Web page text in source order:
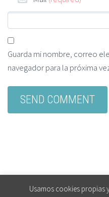
Guarda mi nombre, correo
navegador para la próxima
Usamos cookies propias